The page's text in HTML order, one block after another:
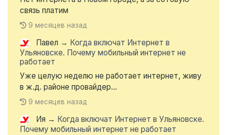
связь платим
9 месяцев назад
Павел → Когда включат Интернет в
Ульяновске. Почему мобильный интернет не
работает
Уже целую неделю не работает интернет, живу
в ж.д. районе провайдер...
9 месяцев назад
Ия → Когда включат Интернет в Ульяновске.
Почему мобильный интернет не работает